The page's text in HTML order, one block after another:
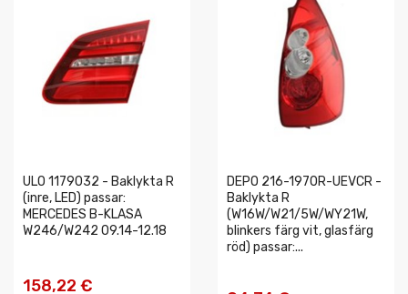
ULO 1179032 - Baklykta R
(inre, LED) passar:
MERCEDES B-KLASA
W246/W242 09.14-12.18
158,22 €
DEPO 216-1970R-UEVCR -
Baklykta R
(W16W/W21/5W/WY21W,
blinkers färg vit, glasfärg
röd) passar:...